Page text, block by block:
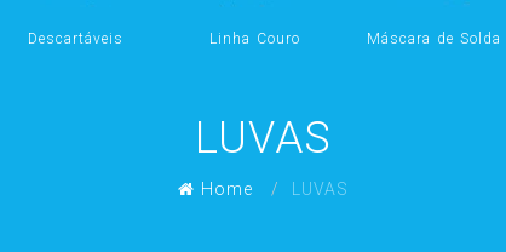
Descartáveis Linha Couro Máscara de Solda
LUVAS
Home LUVAS